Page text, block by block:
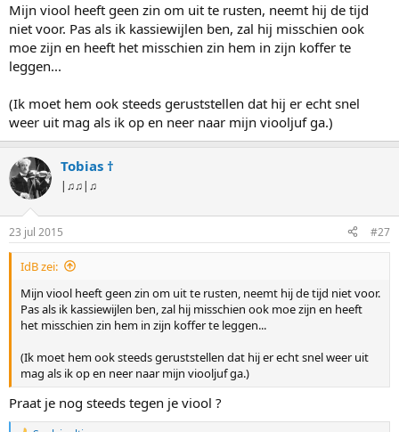
e
n
:
Mijn viool heeft geen zin om uit te rusten, neemt hij de tijd
niet voor. Pas als ik kassiewijlen ben, zal hij misschien ook
moe zijn en heeft het misschien zin hem in zijn koffer te
leggen...
(Ik moet hem ook steeds geruststellen dat hij er echt snel
weer uit mag als ik op en neer naar mijn viooljuf ga.)
Tobias †
|♫♫|♫
23 jul 2015 #27
IdB zei:
Mijn viool heeft geen zin om uit te rusten, neemt hij de tijd niet voor.
Pas als ik kassiewijlen ben, zal hij misschien ook moe zijn en heeft
het misschien zin hem in zijn koffer te leggen...
(Ik moet hem ook steeds geruststellen dat hij er echt snel weer uit
mag als ik op en neer naar mijn viooljuf ga.)
Praat je nog steeds tegen je viool ?